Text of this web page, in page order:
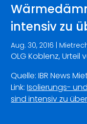
intensiv zu
Aug. 30, 2016 |
OLG Koblenz, Urteil
Quelle: IBR News
Link:Isolierungs-
sind intensiv zu